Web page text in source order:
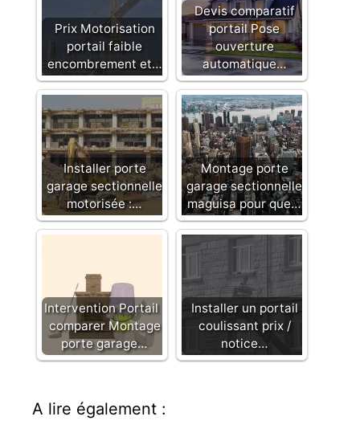
Prix Motorisation
portail faible
encombrement et…
Devis comparatif
portail Pose
ouverture
automatique…
Installer porte
garage sectionnelle
motorisée :…
Montage porte
garage sectionnelle
maguisa pour que…
Intervention Portail :
comparer Montage
porte garage…
Installer un portail
coulissant prix /
notice…
A lire également :